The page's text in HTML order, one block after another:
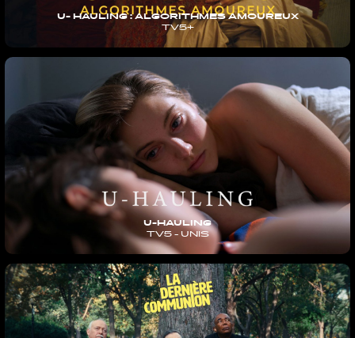
U- HAULING : ALGORITHMES AMOUREUX
TV5+
U-HAULING
TV5 - UNIS